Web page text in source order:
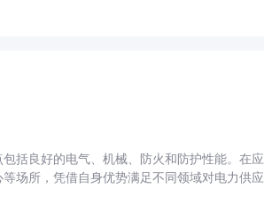
括良好的电气、机械、防火和防护性能。在应
场所，凭借自身优势满足不同领域对电力供应